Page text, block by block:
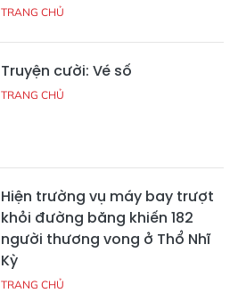
TRANG CHỦ
Truyện cười: Vé số
TRANG CHỦ
Hiện trường vụ máy bay trượt
khỏi đường băng khiến 182
người thương vong ở Thổ Nhĩ
Kỳ
TRANG CHỦ